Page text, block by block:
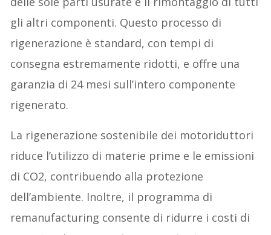
gli altri componenti. Questo processo di
rigenerazione è standard, con tempi di
consegna estremamente ridotti, e offre una
garanzia di 24 mesi sull’intero componente
rigenerato.
La rigenerazione sostenibile dei motoriduttori
riduce l’utilizzo di materie prime e le emissioni
di CO2, contribuendo alla protezione
dell’ambiente. Inoltre, il programma di
remanufacturing consente di ridurre i costi di